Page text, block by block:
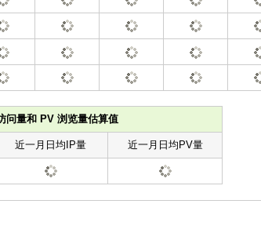
问量和 PV 浏览量估算值
近一月日均IP量 近一月日均PV量